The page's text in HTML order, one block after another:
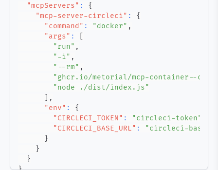
"mcpServers" :
{
"mcp-server-circleci" :
{
"command" : "docker" ,
"args" :
"run" ,
"-i" ,
"--rm" ,
"ghcr.io/metorial/mcp-container--
"node ./dist/index.js"
,
"env" :
{
"CIRCLECI_TOKEN" : "circleci-token"
"CIRCLECI_BASE_URL" :
"circleci-base-
}
}
}